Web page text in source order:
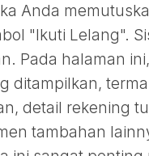
Anda
"Ikuti Lelang".
Pada halaman
ditampilkan,
detail rekening
tambahan